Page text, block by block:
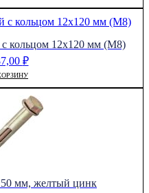
кольцом 12х120 мм (М8)
₽
мм, желтый цинк